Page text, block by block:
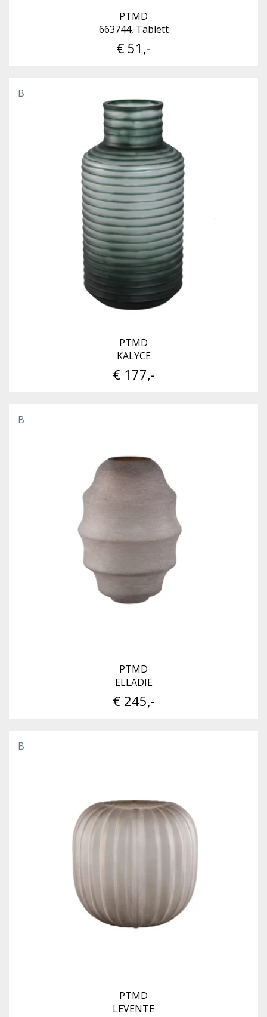
PTMD
663744, Tablett
€ 51,-
B
PTMD
KALYCE
€ 177,-
B
PTMD
ELLADIE
€ 245,-
B
PTMD
LEVENTE